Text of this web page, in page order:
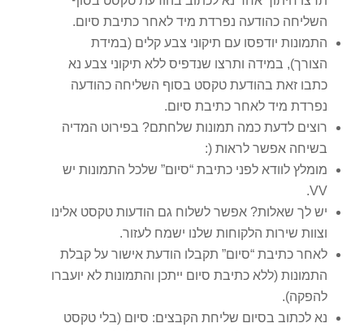
השליחה כהודעה נפרדת מיד לאחר כתיבת סיום.
התמונות יודפסו עם תיקוני צבע קלים (במידת
הצורך), במידה ותרצו שנדפיס ללא תיקוני צבע נא
כתבו זאת בהודעת טקסט בסוף השליחה כהודעה
נפרדת מיד לאחר כתיבת סיום.
רוצים לדעת כמה תמונות שלחתם? בפירוט המדיה
בשיחה אפשר לראות (:
מומלץ לוודא לפני כתיבת “סיום” שלכל התמונות יש
VV.
יש לך שאלות? אפשר לשלוח גם הודעות טקסט אלינו
וצוות שירות הלקוחות שלנו ישמח לעזור.
לאחר כתיבת “סיום” תקבלו הודעת אישור על קבלת
התמונות (ללא כתיבת סיום ייתכן והתמונות לא יועברו
להפקה).
נא לכתוב בסיום שליחת הקבצים: סיום (בלי טקסט